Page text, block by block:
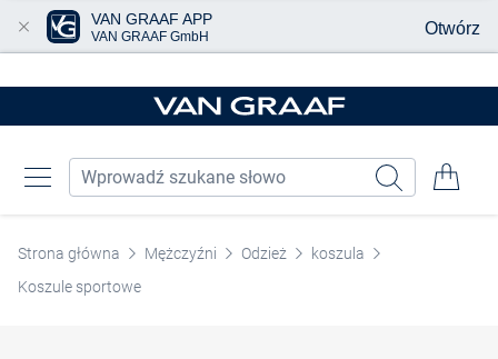
Strona główna Mężczyźni Odzież
koszula
Koszule sportowe
VAN GRAAF APP
VAN GRAAF GmbH Otwórz